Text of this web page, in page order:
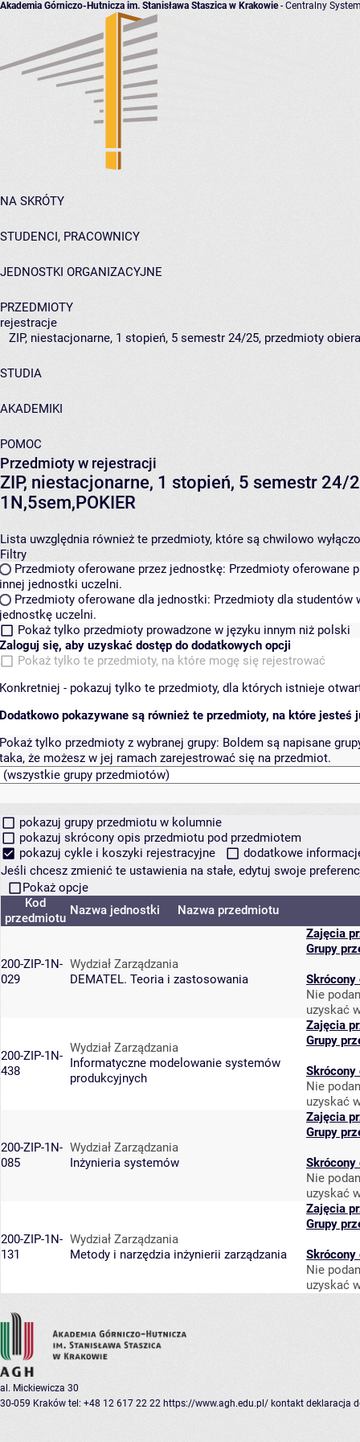
Akademia Górniczo-Hutnicza im. Stanisława Staszica w Krakowie- Centralny
NA SKRÓTY
STUDENCI, PRACOWNICY
JEDNOSTKI ORGANIZACYJNE
PRZEDMIOTY
rejestracje
ZIP, niestacjonarne, 1 stopień, 5 semestr 24/25, przedmioty
STUDIA
AKADEMIKI
POMOC
Przedmioty w rejestracji
ZIP, niestacjonarne, 1 stopień, 5 semestr
1N,5sem,POKIER
Lista uwzględnia również te przedmioty, które są chwilowo
Filtry
Przedmioty oferowane przez jednostkę: Przedmioty oferowane
innej jednostki uczelni.
Przedmioty oferowane dla jednostki: Przedmioty dla studentów
jednostkę uczelni.
Pokaż tylko przedmioty prowadzone w języku innym niż polski
Zaloguj się, aby uzyskać dostęp do dodatkowych opcji
Pokaż tylko te przedmioty, na które mogę się rejestrować
Konkretniej - pokazuj tylko te przedmioty, dla których istnieje
Dodatkowo pokazywane są również te przedmioty, na które jesteś
Pokaż tylko przedmioty z wybranej grupy: Boldem są napisane
taka, że możesz w jej ramach zarejestrować się na przedmiot.
pokazuj grupy przedmiotu w kolumnie
pokazuj skrócony opis przedmiotu pod przedmiotem
pokazuj cykle i koszyki rejestracyjne
dodatkowe
Jeśli chcesz zmienić te ustawienia na stałe, edytuj swoje
Pokaż opcje
Kod
przedmiotu
Nazwa jednostki Nazwa przedmiotu
200-ZIP-1N-
029
Wydział Zarządzania
DEMATEL. Teoria i zastosowania
Zajęcia
Grupy
Skrócony
Nie
uzyskać
200-ZIP-1N-
438
Wydział Zarządzania
Informatyczne modelowanie systemów
produkcyjnych
Zajęcia
Grupy
Skrócony
Nie
uzyskać
200-ZIP-1N-
085
Wydział Zarządzania
Inżynieria systemów
Zajęcia
Grupy
Skrócony
Nie
uzyskać
200-ZIP-1N-
131
Wydział Zarządzania
Metody i narzędzia inżynierii zarządzania
Zajęcia
Grupy
Skrócony
Nie
uzyskać
al. Mickiewicza 30
30-059 Kraków tel: +48 12 617 22 22 https://www.agh.edu.pl/ kontakt deklaracja